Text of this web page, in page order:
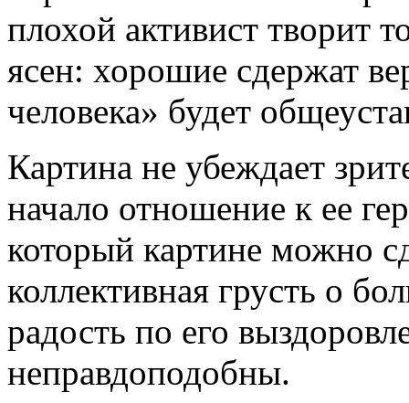
плохой активист творит
ясен: хорошие сдержат
человека» будет
Картина не убеждает
начало отношение к ее
который картине можно
коллективная грусть о
радость по его
неправдоподобны.